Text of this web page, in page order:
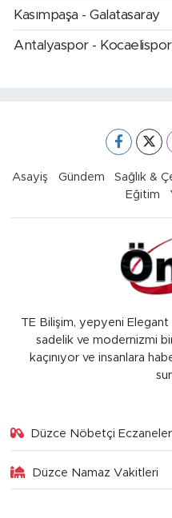
Kasımpaşa - Galatasaray
Antalyaspor - Kocaelispor
Asayiş Gündem Sağlık &
Eğitim
TE Bilişim, yepyeni Elegant
sadelik ve modernizmi
kaçınıyor ve insanlara
Düzce Nöbetçi Eczaneler
Düzce Namaz Vakitleri